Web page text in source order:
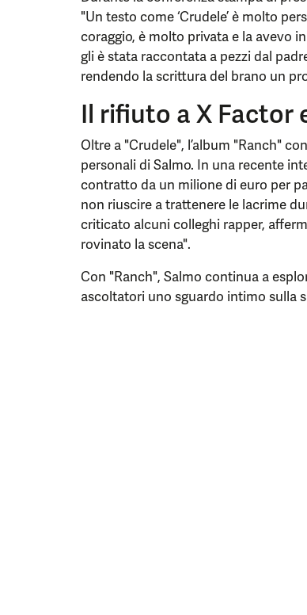
"Un testo come ‘Crudele’ è molto
coraggio, è molto privata e la avevo
gli è stata raccontata a pezzi dal
rendendo la scrittura del brano un
Il rifiuto a X Factor
Oltre a "Crudele", l’album "Ranch"
personali di Salmo. In una recente
contratto da un milione di euro per
non riuscire a trattenere le lacrime
criticato alcuni colleghi rapper,
rovinato la scena".
Con "Ranch", Salmo continua a
ascoltatori uno sguardo intimo sulla